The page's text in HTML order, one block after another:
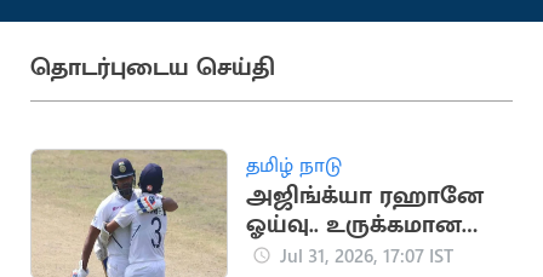
தொடர்புடைய செய்தி
தமிழ் நாடு
அஜிங்க்யா ரஹானே
ஓய்வு.. உருக்கமான
பதிவை வெளியிட்ட
Jul 31, 2026, 17:07 IST